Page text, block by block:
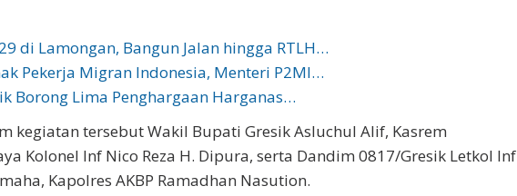
di Lamongan, Bangun Jalan hingga RTLH…
Pekerja Migran Indonesia, Menteri P2MI…
Borong Lima Penghargaan Harganas…
kegiatan tersebut Wakil Bupati Gresik Asluchul Alif, Kasrem
Kolonel Inf Nico Reza H. Dipura, serta Dandim 0817/Gresik Letkol Inf
Kapolres AKBP Ramadhan Nasution.